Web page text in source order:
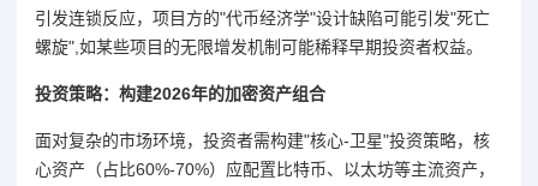
引发连锁反应，项目方的"代币经济学"设计缺陷可能引发"死亡
螺旋",如某些项目的无限增发机制可能稀释早期投资者权益。
投资策略：构建2026年的加密资产组合
面对复杂的市场环境，投资者需构建"核心-卫星"投资策略，核
心资产（占比60%-70%）应配置比特币、以太坊等主流资产，